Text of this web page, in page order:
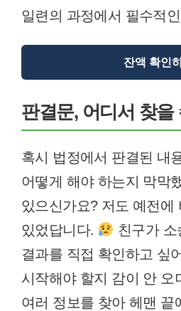
일련의 과정에서 필수적
잔액 확인
판결문, 어디서 찾을
혹시 법정에서 판결된 내
어떻게 해야 하는지 막막
있으신가요? 저도 예전에
있었답니다.
친구가 소
결과를 직접 확인하고 싶
시작해야 할지 감이 안 오
여러 정보를 찾아 헤맨 끝